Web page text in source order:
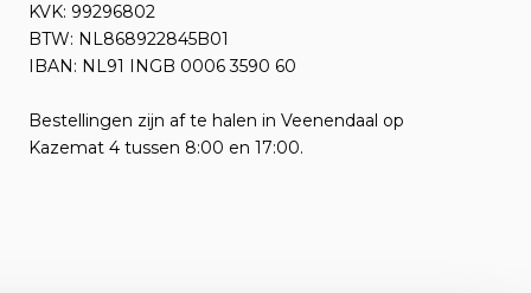
KVK: 99296802
BTW: NL868922845B01
IBAN: NL91 INGB 0006 3590 60
Bestellingen zijn af te halen in Veenendaal op
Kazemat 4 tussen 8:00 en 17:00.